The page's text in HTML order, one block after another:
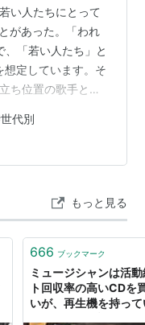
い人たちにとって
があった。「われ
「若い人たち」と
定しています。そ
ち位置の歌手とか
。 われわれにとっ
とっての尾崎世界
はミュージシャン
されていました。
し…
世代別
もっと見る
666 ブックマーク
ミュージシャンは活
ト回収率の高いCDを
いが、再生機を持っ